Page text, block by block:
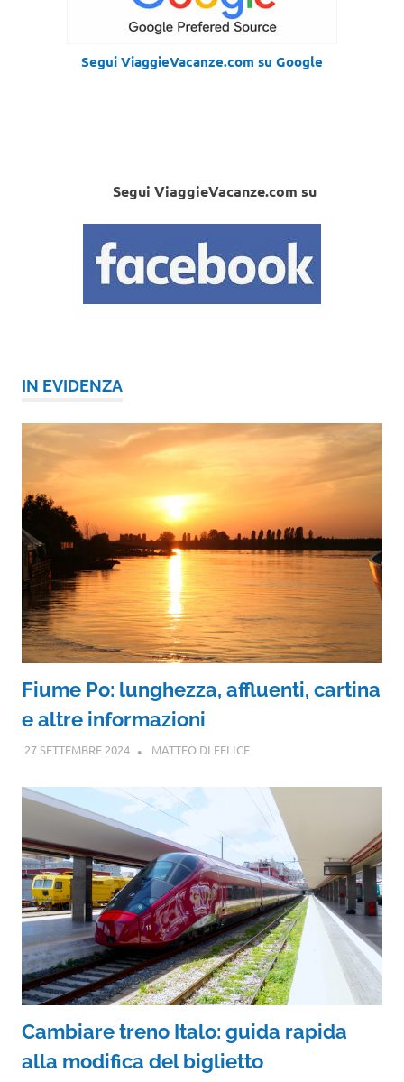
Segui ViaggieVacanze.com su Google
Segui ViaggieVacanze.com su
IN EVIDENZA
Fiume Po: lunghezza, affluenti, cartina
e altre informazioni
27 SETTEMBRE 2024 MATTEO DI FELICE
Cambiare treno Italo: guida rapida
alla modifica del biglietto